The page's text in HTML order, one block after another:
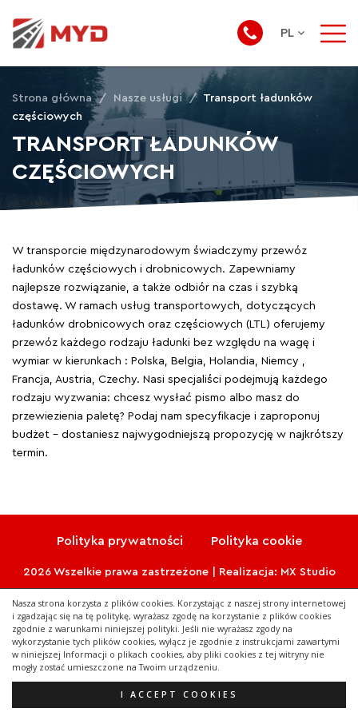
Nasza strona korzysta z plików cookies. Korzystając z naszej strony internetowej
i zgadzając się na tę politykę, wyrażasz zgodę na korzystanie z plików cookies
zgodnie z warunkami niniejszej polityki. Jeśli nie wyrażasz zgody na
wykorzystanie tych plików cookies, wyłącz je zgodnie z instrukcjami zawartymi
w niniejszej Informacji o plikach cookies, aby pliki cookies z tej witryny nie
mogły zostać umieszczone na Twoim urządzeniu.
I ACCEPT COOKIES
Strona główna / Nasze usługi /
Transport ładunków
częściowych
TRANSPORT ŁADUNKÓW
CZĘŚCIOWYCH
W transporcie międzynarodowym świadczymy przewóz
ładunków częściowych i drobnicowych. Zapewniamy
najlepsze rozwiązanie, a także odbiór na czas i szybką
dostawę. W ramach usług transportowych, dotyczących
ładunków drobnicowych oraz częściowych (LTL) oferujemy
przewóz każdego rodzaju ładunki bez względu na wagę i
wymiar w kierunkach : Polska, Belgia, Holandia, Niemcy ,
Francja, Austria, Czechy. Nasi specjaliści podejmują każdego
rodzaju wyzwania: chcesz wysłać pismo albo masz do
przewiezienia paletę? Podaj nam specyfikacje i zaproponuj
budżet – dostaniesz najwygodniejszą propozycję w najkrótszy
termin.
Polityka prywatności Polityka cookie
2026 Wszelkie prawa zastrzeżone | Realizacja: MX Studio